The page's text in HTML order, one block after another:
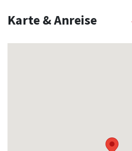
Karte & Anreise